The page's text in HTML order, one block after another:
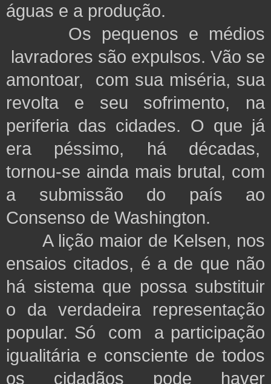
águas e a produção.
Os pequenos e médios
lavradores são expulsos. Vão se
amontoar, com sua miséria, sua
revolta e seu sofrimento, na
periferia das cidades. O que já
era péssimo, há décadas,
tornou-se ainda mais brutal, com
a submissão do país ao
Consenso de Washington.
A lição maior de Kelsen, nos
ensaios citados, é a de que não
há sistema que possa substituir
o da verdadeira representação
popular. Só com a participação
igualitária e consciente de todos
os cidadãos pode haver